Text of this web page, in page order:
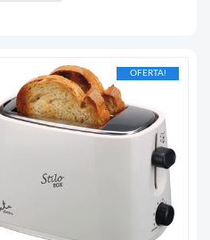
OFERTA!